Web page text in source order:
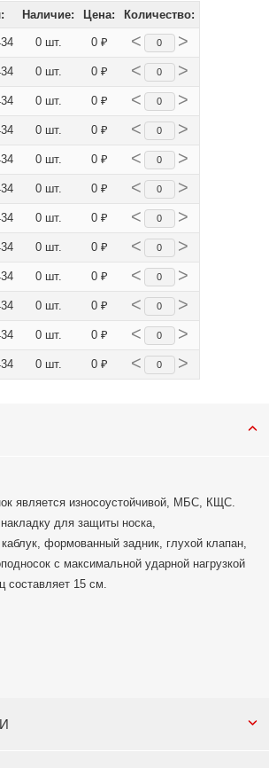
Наличие: Цена: Количество:
0 шт. 0 ₽ < >
0 шт. 0 ₽ < >
0 шт. 0 ₽ < >
0 шт. 0 ₽ < >
0 шт. 0 ₽ < >
0 шт. 0 ₽ < >
0 шт. 0 ₽ < >
0 шт. 0 ₽ < >
0 шт. 0 ₽ < >
0 шт. 0 ₽ < >
0 шт. 0 ₽ < >
0 шт. 0 ₽ < >
является износоустойчивой, МБС, КЩС.
для защиты носка,
формованный задник, глухой клапан,
с максимальной ударной нагрузкой
составляет 15 см.